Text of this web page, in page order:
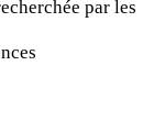
par les